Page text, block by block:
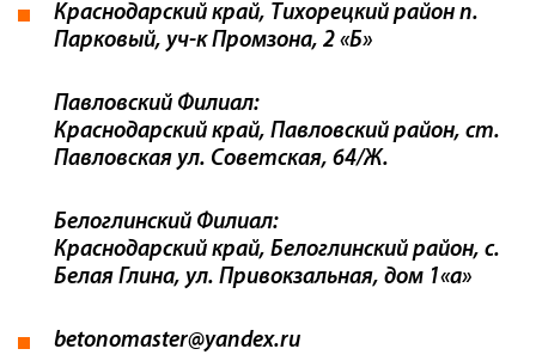
Краснодарский край, Тихорецкий район п.
Парковый, уч-к Промзона, 2 «Б»
Павловский Филиал:
Краснодарский край, Павловский район, ст.
Павловская ул. Советская, 64/Ж.
Белоглинский Филиал:
Краснодарский край, Белоглинский район, с.
Белая Глина, ул. Привокзальная, дом 1«а»
betonomaster@yandex.ru